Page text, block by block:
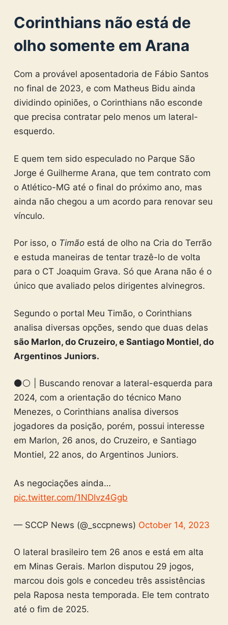
Corinthians não está de
olho somente em Arana
Com a provável aposentadoria de Fábio Santos
no final de 2023, e com Matheus Bidu ainda
dividindo opiniões, o Corinthians não esconde
que precisa contratar pelo menos um lateral-
esquerdo.
E quem tem sido especulado no Parque São
Jorge é Guilherme Arana, que tem contrato com
o Atlético-MG até o final do próximo ano, mas
ainda não chegou a um acordo para renovar seu
vínculo.
Por isso, o Timãoestá de olho na Cria do Terrão
e estuda maneiras de tentar trazê-lo de volta
para o CT Joaquim Grava. Só que Arana não é o
único que avaliado pelos dirigentes alvinegros.
Segundo o portal Meu Timão, o Corinthians
analisa diversas opções, sendo que duas delas
são Marlon, do Cruzeiro, e Santiago Montiel, do
Argentinos Juniors.
⚫⚪ | Buscando renovar a lateral-esquerda para
2024, com a orientação do técnico Mano
Menezes, o Corinthians analisa diversos
jogadores da posição, porém, possui interesse
em Marlon, 26 anos, do Cruzeiro, e Santiago
Montiel, 22 anos, do Argentinos Juniors.
As negociações ainda…
pic.twitter.com/1NDIvz4Ggb
— SCCP News (@_sccpnews) October 14, 2023
O lateral brasileiro tem 26 anos e está em alta
em Minas Gerais. Marlon disputou 29 jogos,
marcou dois gols e concedeu três assistências
pela Raposa nesta temporada. Ele tem contrato
até o fim de 2025.